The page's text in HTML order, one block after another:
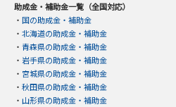
助成金・補助金一覧（全国対応）
・ 国の助成金・補助金
・ 北海道の助成金・補助金
・ 青森県の助成金・補助金
・ 岩手県の助成金・補助金
・ 宮城県の助成金・補助金
・ 秋田県の助成金・補助金
・ 山形県の助成金・補助金